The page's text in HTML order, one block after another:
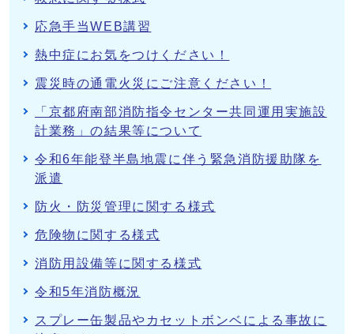
応急手当WEB講習
熱中症にお気をつけください！
震災時の通電火災にご注意ください！
「京都府南部消防指令センター共同運用実施設
計業務」の結果等について
令和6年能登半島地震に伴う緊急消防援助隊を
派遣
防火・防災管理に関する様式
危険物に関する様式
消防用設備等に関する様式
令和5年消防概況
スプレー缶製品やカセットボンベによる事故に